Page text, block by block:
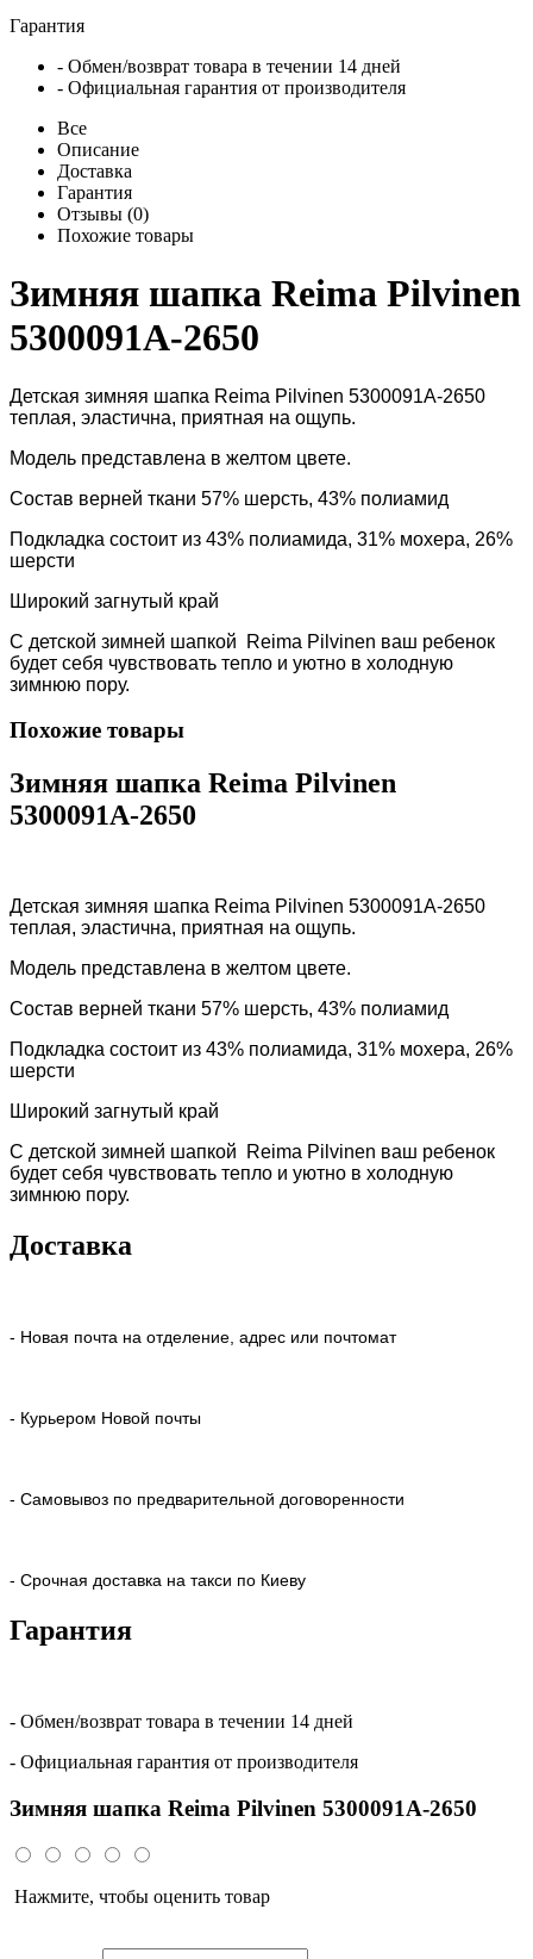
Гарантия
- Обмен/возврат товара в течении 14 дней
- Официальная гарантия от производителя
Все
Описание
Доставка
Гарантия
Отзывы (0)
Похожие товары
Зимняя шапка Reima Pilvinen
5300091A-2650
Детская зимняя шапка Reima Pilvinen 5300091A-2650
теплая, эластична, приятная на ощупь.
Модель представлена в желтом цвете.
Состав верней ткани 57% шерсть, 43% полиамид
Подкладка состоит из 43% полиамида, 31% мохера, 26%
шерсти
Широкий загнутый край
С детской зимней шапкой Reima Pilvinen ваш ребенок
будет себя чувствовать тепло и уютно в холодную
зимнюю пору.
Похожие товары
Зимняя шапка Reima Pilvinen
5300091A-2650
Детская зимняя шапка Reima Pilvinen 5300091A-2650
теплая, эластична, приятная на ощупь.
Модель представлена в желтом цвете.
Состав верней ткани 57% шерсть, 43% полиамид
Подкладка состоит из 43% полиамида, 31% мохера, 26%
шерсти
Широкий загнутый край
С детской зимней шапкой Reima Pilvinen ваш ребенок
будет себя чувствовать тепло и уютно в холодную
зимнюю пору.
Доставка
- Новая почта на отделение, адрес или почтомат
- Курьером Новой почты
- Самовывоз по предварительной договоренности
- Срочная доставка на такси по Киеву
Гарантия
- Обмен/возврат товара в течении 14 дней
- Официальная гарантия от производителя
Зимняя шапка Reima Pilvinen 5300091A-2650
Нажмите, чтобы оценить товар